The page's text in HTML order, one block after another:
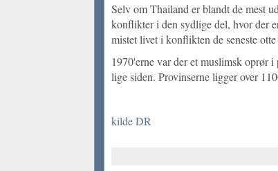
Selv om Thailand er blandt de mest
konflikter i den sydlige del, hvor der
mistet livet i konflikten de seneste otte
1970'erne var der et muslimsk oprør
lige siden. Provinserne ligger over
kilde DR